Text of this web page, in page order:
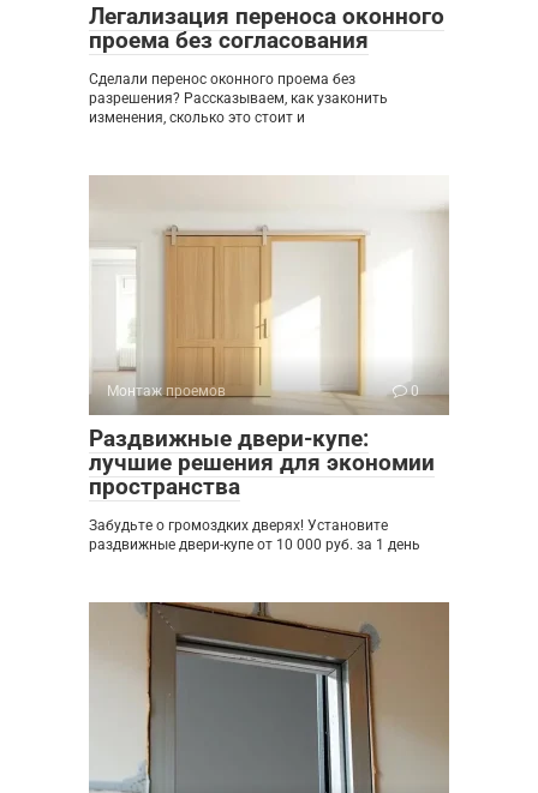
Легализация переноса оконного
проема без согласования
Сделали перенос оконного проема без
разрешения? Рассказываем, как узаконить
изменения, сколько это стоит и
Монтаж проемов 0
Раздвижные двери-купе:
лучшие решения для экономии
пространства
Забудьте о громоздких дверях! Установите
раздвижные двери-купе от 10 000 руб. за 1 день